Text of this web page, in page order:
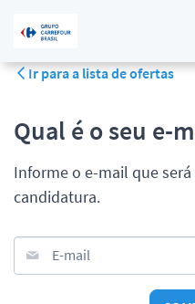
Ir para a lista de ofertas
Qual é o seu e-
Informe o e-mail que
candidatura.
E-mail